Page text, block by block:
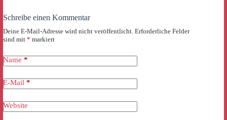
Schreibe einen Kommentar
Deine E-Mail-Adresse wird nicht veröffentlicht. Erforderliche Felder
sind mit * markiert
Name *
E-Mail *
Website